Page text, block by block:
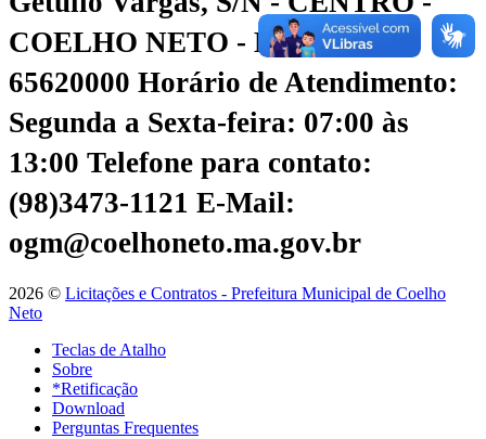
COELHO NETO - MA - CEP:
65620000 Horário de Atendimento:
Segunda a Sexta-feira: 07:00 às
13:00 Telefone para contato:
(98)3473-1121 E-Mail:
ogm@coelhoneto.ma.gov.br
2026 © Licitações e Contratos - Prefeitura Municipal de Coelho
Neto
Teclas de Atalho
Sobre
*Retificação
Download
Perguntas Frequentes